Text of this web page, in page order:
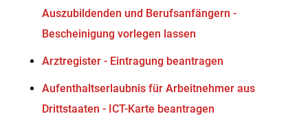
Auszubildenden und Berufsanfängern -
Bescheinigung vorlegen lassen
Arztregister - Eintragung beantragen
Aufenthaltserlaubnis für Arbeitnehmer aus
Drittstaaten - ICT-Karte beantragen